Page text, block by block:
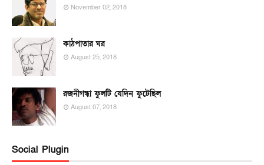
November 02, 2018
কাঠপাতার ঘর
August 25, 2018
রজনীগন্ধা ফুলটি যেদিন ফুটেছিল
August 07, 2018
Social Plugin